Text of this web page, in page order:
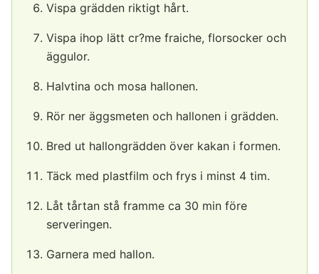
Vispa grädden riktigt hårt.
Vispa ihop lätt cr?me fraiche, florsocker och
äggulor.
Halvtina och mosa hallonen.
Rör ner äggsmeten och hallonen i grädden.
Bred ut hallongrädden över kakan i formen.
Täck med plastfilm och frys i minst 4 tim.
Låt tårtan stå framme ca 30 min före
serveringen.
Garnera med hallon.